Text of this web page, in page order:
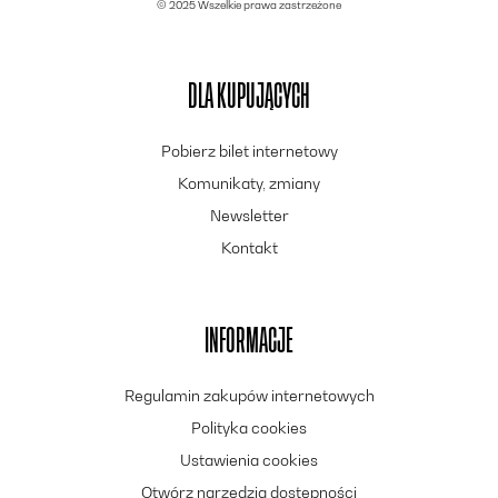
© 2025 Wszelkie prawa zastrzeżone
DLA KUPUJĄCYCH
Pobierz bilet internetowy
Komunikaty, zmiany
Newsletter
Kontakt
INFORMACJE
Regulamin zakupów internetowych
Polityka cookies
Ustawienia cookies
Otwórz narzędzia dostępności